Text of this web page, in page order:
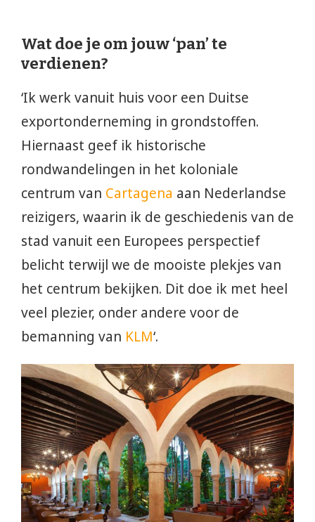
Wat doe je om jouw ‘pan’ te
verdienen?
‘Ik werk vanuit huis voor een Duitse
exportonderneming in grondstoffen.
Hiernaast geef ik historische
rondwandelingen in het koloniale
centrum van Cartagena aan Nederlandse
reizigers, waarin ik de geschiedenis van de
stad vanuit een Europees perspectief
belicht terwijl we de mooiste plekjes van
het centrum bekijken. Dit doe ik met heel
veel plezier, onder andere voor de
bemanning van KLM‘.